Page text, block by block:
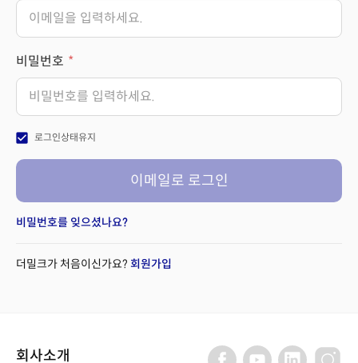
비밀번호
check_box 로그인상태유지
이메일로 로그인
비밀번호를 잊으셨나요?
더밀크가 처음이신가요? 회원가입
회사소개